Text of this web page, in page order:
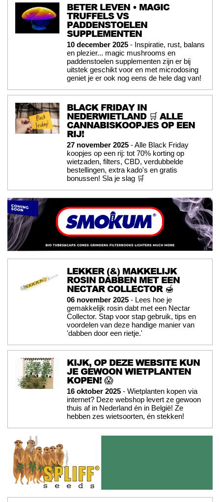
BETER LEVEN • MAGIC
TRUFFELS VS
PADDENSTOELEN
SUPPLEMENTEN
10 december 2025 - Inspiratie, rust, balans
en plezier... magic mushrooms en
paddenstoelen supplementen zijn er bij
uitstek geschikt voor en met microdosing
geniet je er ook nog eens de hele dag van!
BLACK FRIDAY IN
NEDERWIETLAND 🛒 ALLE
CANNABISKOOPJES OP EEN
RIJ!
27 november 2025 - Alle Black Friday
koopjes op een rij: tot 70% korting op
wietzaden, filters, CBD, verdubbelde
bestellingen, extra kado's en gratis
bonussen! Sla je slag 🛒
LEKKER (&) MAKKELIJK
ROSIN DABBEN MET EEN
NECTAR COLLECTOR 🍯
06 november 2025 - Lees hoe je
gemakkelijk rosin dabt met een Nectar
Collector. Stap voor stap gebruik, tips en
voordelen van deze handige manier van
'dabben door een rietje.'
KIJK, OP DEZE WEBSITE KUN
JE GEWOON WIETPLANTEN
KOPEN! 😱
16 oktober 2025 - Wietplanten kopen via
internet? Deze webshop levert ze gewoon
thuis af in Nederland én in België! Ze
hebben zes wietsoorten, én stekken!